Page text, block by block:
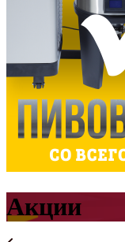
Акции